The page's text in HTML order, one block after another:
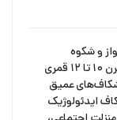
و شکوه
سلطنتی‌اش، جلوه‌ای درخشان از تمدن ایرانی از قرن ۱۰ تا ۱۲ قمری
شکاف‌های عمیق
ایدئولوژیک